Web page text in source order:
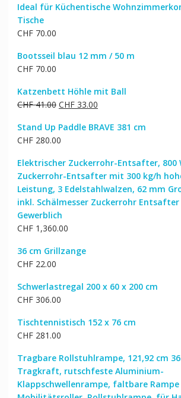
Ideal für Küchentische
Tische
CHF70.00
Bootsseil blau 12 mm / 50 m
CHF70.00
Katzenbett Höhle mit Ball
CHF41.00 Ursprünglicher
war:
CHF 41.00
CHF33.00Aktueller
ist:
Stand Up Paddle BRAVE 381 cm
CHF280.00
Elektrischer Zuckerrohr-Entsafter, 800
Zuckerrohr-Entsafter mit 300 kg/h
Leistung, 3 Edelstahlwalzen, 62 mm
inkl. Schälmesser Zuckerrohr
Gewerblich
CHF1,360.00
36 cm Grillzange
CHF22.00
Schwerlastregal 200 x 60 x 200 cm
CHF306.00
Tischtennistisch 152 x 76 cm
CHF281.00
Tragbare Rollstuhlrampe, 121,92 cm
Tragkraft, rutschfeste Aluminium-
Klappschwellenrampe, faltbare